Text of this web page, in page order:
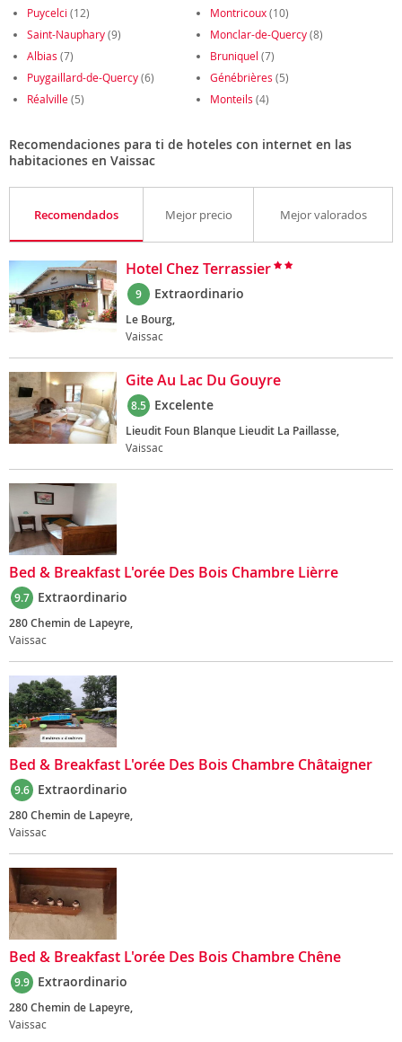
Puycelci (12) Montricoux(10)
Saint-Nauphary(9) Monclar-de-Quercy(8)
Albias (7) Bruniquel (7)
Puygaillard-de-Quercy(6) Génébrières (5)
Réalville(5) Monteils (4)
Recomendaciones para ti de hoteles con internet en las
habitaciones en Vaissac
Recomendados Mejor precio Mejor valorados
Hotel Chez Terrassier
9 Extraordinario
Le Bourg,
Vaissac
Gite Au Lac Du Gouyre
8.5 Excelente
Lieudit Foun Blanque Lieudit La Paillasse,
Vaissac
Bed & Breakfast L'orée Des Bois Chambre Lièrre
9.7 Extraordinario
280 Chemin de Lapeyre,
Vaissac
Bed & Breakfast L'orée Des Bois Chambre Châtaigner
9.6 Extraordinario
280 Chemin de Lapeyre,
Vaissac
Bed & Breakfast L'orée Des Bois Chambre Chêne
9.9 Extraordinario
280 Chemin de Lapeyre,
Vaissac